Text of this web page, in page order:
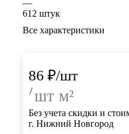
—
612 штук
Все характеристики
86 ₽/шт
/ шт м²
Без учета скидки и
г. Нижний Новгород